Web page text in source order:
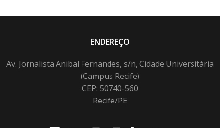
ENDEREÇO
Av. Jornalista Anibal Fernandes, s/n, Cidade Universitária
(Campus Recife)
CEP: 50740-560
Recife/PE